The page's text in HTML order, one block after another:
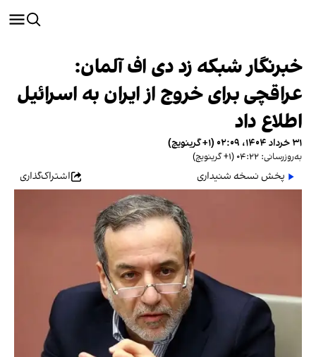
خبرنگار شبکه زد‌ دی‌ اف آلمان:
عراقچی برای خروج از ایران به اسرائیل
اطلاع داد
۳۱ خرداد ۱۴۰۴، ۰۲:۰۹ (‎+۱ گرینویچ)
به‌روزرسانی: ۰۴:۲۲ (‎+۱ گرینویچ)
پخش نسخه شنیداری اشتراک‌گذاری